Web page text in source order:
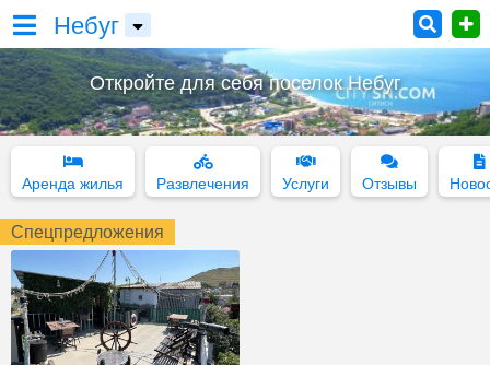
Небуг
Откройте для себя поселок Небуг
Аренда жилья Развлечения Услуги Отзывы
Спецпредложения